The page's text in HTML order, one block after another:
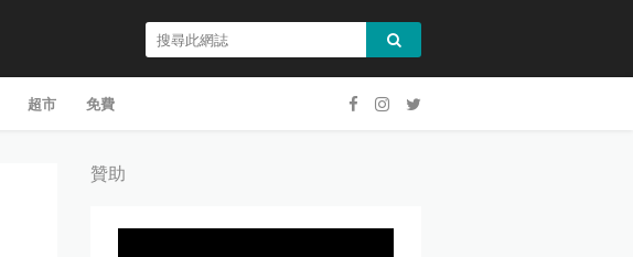
超市 免費
贊助